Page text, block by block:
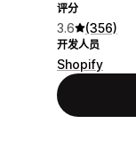
评分
3.6 (356)
开发人员
Shopify